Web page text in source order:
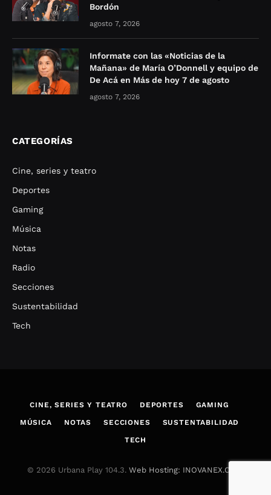
Bordón
agosto 7, 2026
Informate con las «Noticias de la
Mañana» de María O’Donnell y equipo de
De Acá en Más de hoy 7 de agosto
agosto 7, 2026
CATEGORÍAS
Cine, series y teatro
Deportes
Gaming
Música
Notas
Radio
Secciones
Sustentabilidad
Tech
CINE, SERIES Y TEATRO DEPORTES GAMING
MÚSICA NOTAS SECCIONES SUSTENTABILIDAD
TECH
© 2026 Urbana Play 104.3. Web Hosting: INOVANEX.COM